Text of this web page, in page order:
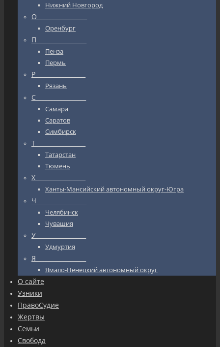
Нижний Новгород
О_________________
Оренбург
П_________________
Пенза
Пермь
Р_________________
Рязань
С_________________
Самара
Саратов
Симбирск
Т_________________
Татарстан
Тюмень
Х_________________
Ханты-Мансийский автономный округ-Югра
Ч_________________
Челябинск
Чувашия
У_________________
Удмуртия
Я_________________
Ямало-Ненецкий автономный округ
О сайте
Узники
ПравоСудие
Жертвы
Семьи
Свобода